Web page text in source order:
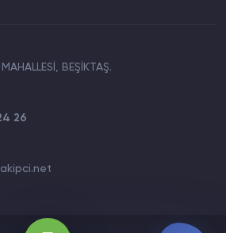
BEŞİKTAŞ.
26
İletişim
Destek Hattı
E-Posta Destek Hattı